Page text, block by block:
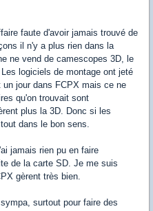
faute d'avoir jamais trouvé de
il n'y a plus rien dans la
ne vend de camescopes 3D, le
logiciels de montage ont jeté
un jour dans FCPX mais ce ne
qu'on trouvait sont
plus la 3D. Donc si les
dans le bon sens.
jamais rien pu en faire
de la carte SD. Je me suis
gèrent très bien.
surtout pour faire des